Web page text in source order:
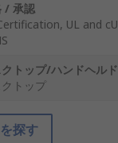
/ 承認
UL and
トップ/ハンドヘルド
トップ
探す